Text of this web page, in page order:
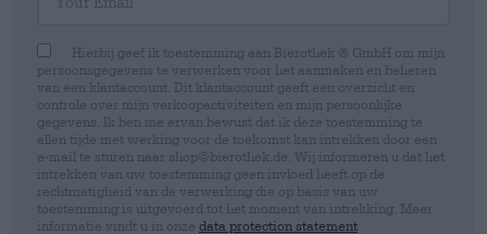
Hierbij geef ik toestemming aan Bierothek ® GmbH om mijn
persoonsgegevens te verwerken voor het aanmaken en beheren
van een klantaccount. Dit klantaccount geeft een overzicht en
controle over mijn verkoopactiviteiten en mijn persoonlijke
gegevens. Ik ben me ervan bewust dat ik deze toestemming te
allen tijde met werking voor de toekomst kan intrekken door een
e-mail te sturen naar shop@bierothek.de. Wij informeren u dat het
intrekken van uw toestemming geen invloed heeft op de
rechtmatigheid van de verwerking die op basis van uw
toestemming is uitgevoerd tot het moment van intrekking. Meer
informatie vindt u in onze data protection statement